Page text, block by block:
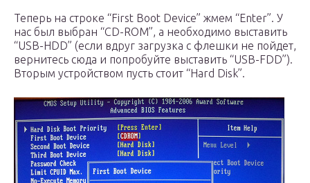
Теперь на строке “First Boot Device” жмем “Enter”. У
нас был выбран “CD-ROM”, а необходимо выставить
“USB-HDD” (если вдруг загрузка с флешки не пойдет,
вернитесь сюда и попробуйте выставить “USB-FDD”).
Вторым устройством пусть стоит “Hard Disk”.